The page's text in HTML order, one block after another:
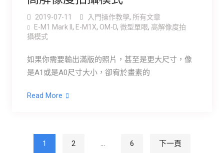
2019-07-11 入門操作教學, 所有文章
E-M1 Mark ll, E-M1X, OM-D, 微型單眼, 高解像度拍
攝模式
如果你需要輸出滿版的照片，甚至是更大尺寸，像
是A1或是A0尺寸大小，卻宥於畫素的
Read More
文章分頁
1 2 ... 6 下一頁